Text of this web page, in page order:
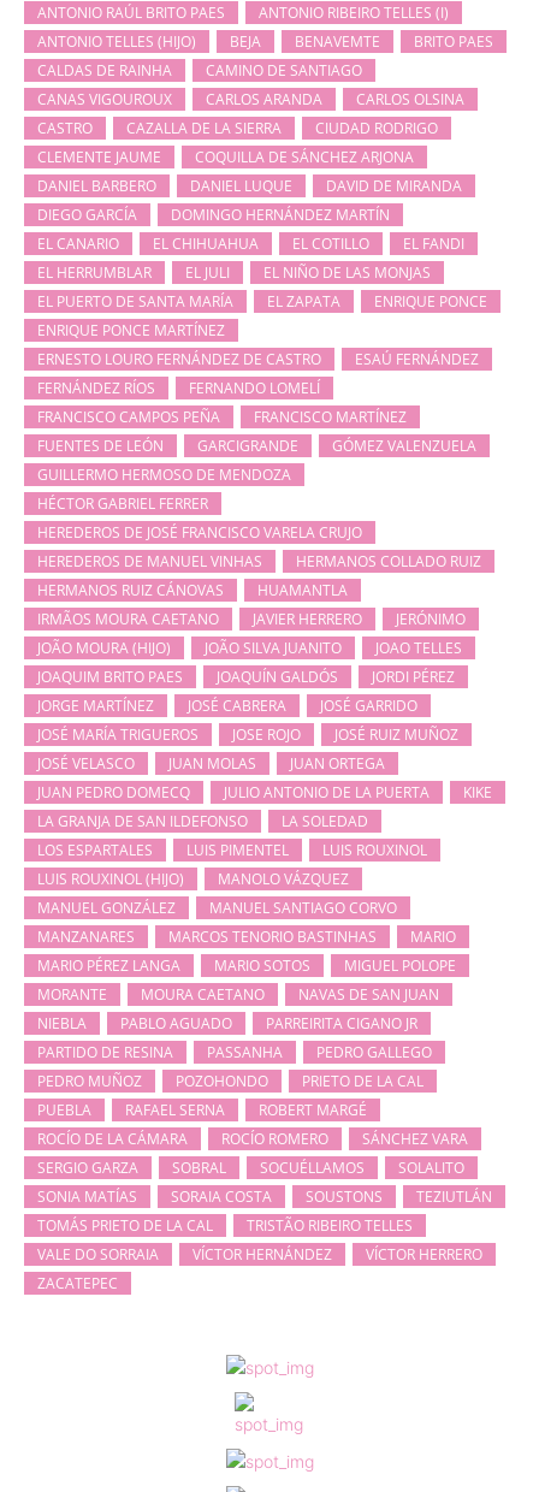
ANTONIO RAÚL BRITO PAES
ANTONIO RIBEIRO TELLES (I)
ANTONIO TELLES (HIJO)
BEJA BENAVEMTE
BRITO PAES
CALDAS DE RAINHA
CAMINO DE SANTIAGO
CANAS VIGOUROUX
CARLOS ARANDA
CARLOS OLSINA
CASTRO
CAZALLA DE LA SIERRA
CIUDAD RODRIGO
CLEMENTE JAUME
COQUILLA DE SÁNCHEZ ARJONA
DANIEL BARBERO
DANIEL LUQUE
DAVID DE MIRANDA
DIEGO GARCÍA
DOMINGO HERNÁNDEZ MARTÍN
EL CANARIO
EL CHIHUAHUA EL COTILLO
EL FANDI
EL HERRUMBLAR
EL JULI
EL NIÑO DE LAS MONJAS
EL PUERTO DE SANTA MARÍA
EL ZAPATA
ENRIQUE PONCE
ENRIQUE PONCE MARTÍNEZ
ERNESTO LOURO FERNÁNDEZ DE CASTRO
ESAÚ FERNÁNDEZ
FERNÁNDEZ RÍOS
FERNANDO LOMELÍ
FRANCISCO CAMPOS PEÑA
FRANCISCO MARTÍNEZ
FUENTES DE LEÓN
GARCIGRANDE
GÓMEZ VALENZUELA
GUILLERMO HERMOSO DE MENDOZA
HÉCTOR GABRIEL FERRER
HEREDEROS DE JOSÉ FRANCISCO VARELA CRUJO
HEREDEROS DE MANUEL VINHAS
HERMANOS COLLADO RUIZ
HERMANOS RUIZ CÁNOVAS
HUAMANTLA
IRMÃOS MOURA CAETANO
JAVIER HERRERO
JERÓNIMO
JOÃO MOURA (HIJO)
JOÃO SILVA JUANITO
JOAO TELLES
JOAQUIM BRITO PAES
JOAQUÍN GALDÓS
JORDI PÉREZ
JORGE MARTÍNEZ
JOSÉ CABRERA
JOSÉ GARRIDO
JOSÉ MARÍA TRIGUEROS
JOSE ROJO
JOSÉ RUIZ MUÑOZ
JOSÉ VELASCO
JUAN MOLAS
JUAN ORTEGA
JUAN PEDRO DOMECQ
JULIO ANTONIO DE LA PUERTA
KIKE
LA GRANJA DE SAN ILDEFONSO
LA SOLEDAD
LOS ESPARTALES
LUIS PIMENTEL
LUIS ROUXINOL
LUIS ROUXINOL (HIJO)
MANOLO VÁZQUEZ
MANUEL GONZÁLEZ
MANUEL SANTIAGO CORVO
MANZANARES
MARCOS TENORIO BASTINHAS
MARIO
MARIO PÉREZ LANGA
MARIO SOTOS
MIGUEL POLOPE
MORANTE
MOURA CAETANO
NAVAS DE SAN JUAN
NIEBLA
PABLO AGUADO
PARREIRITA CIGANO JR
PARTIDO DE RESINA
PASSANHA
PEDRO GALLEGO
PEDRO MUÑOZ
POZOHONDO
PRIETO DE LA CAL
PUEBLA
RAFAEL SERNA
ROBERT MARGÉ
ROCÍO DE LA CÁMARA
ROCÍO ROMERO
SÁNCHEZ VARA
SERGIO GARZA
SOBRAL SOCUÉLLAMOS
SOLALITO
SONIA MATÍAS
SORAIA COSTA SOUSTONS
TEZIUTLÁN
TOMÁS PRIETO DE LA CAL
TRISTÃO RIBEIRO TELLES
VALE DO SORRAIA
VÍCTOR HERNÁNDEZ
VÍCTOR HERRERO
ZACATEPEC